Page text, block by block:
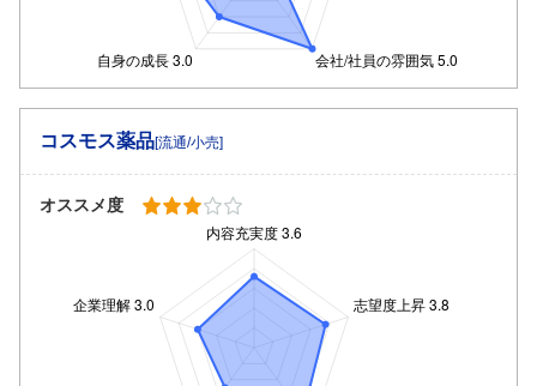
コスモス薬品[流通/小売]
オススメ度